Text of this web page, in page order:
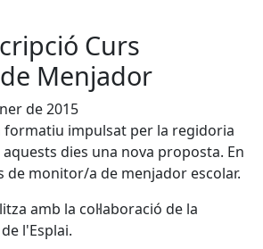
Curs
Menjador
de 2015
formatiu impulsat per la regidoria
dies una nova proposta. En
de monitor/a de menjador escolar.
amb la col·laboració de la
l'Esplai.